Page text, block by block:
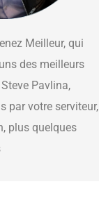
Meilleur, qui
des meilleurs
Pavlina,
par votre serviteur,
plus quelques